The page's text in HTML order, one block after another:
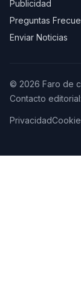
Publicidad
Preguntas
Enviar Noticias
© 2026 Faro de
Contacto editorial:
Privacidad